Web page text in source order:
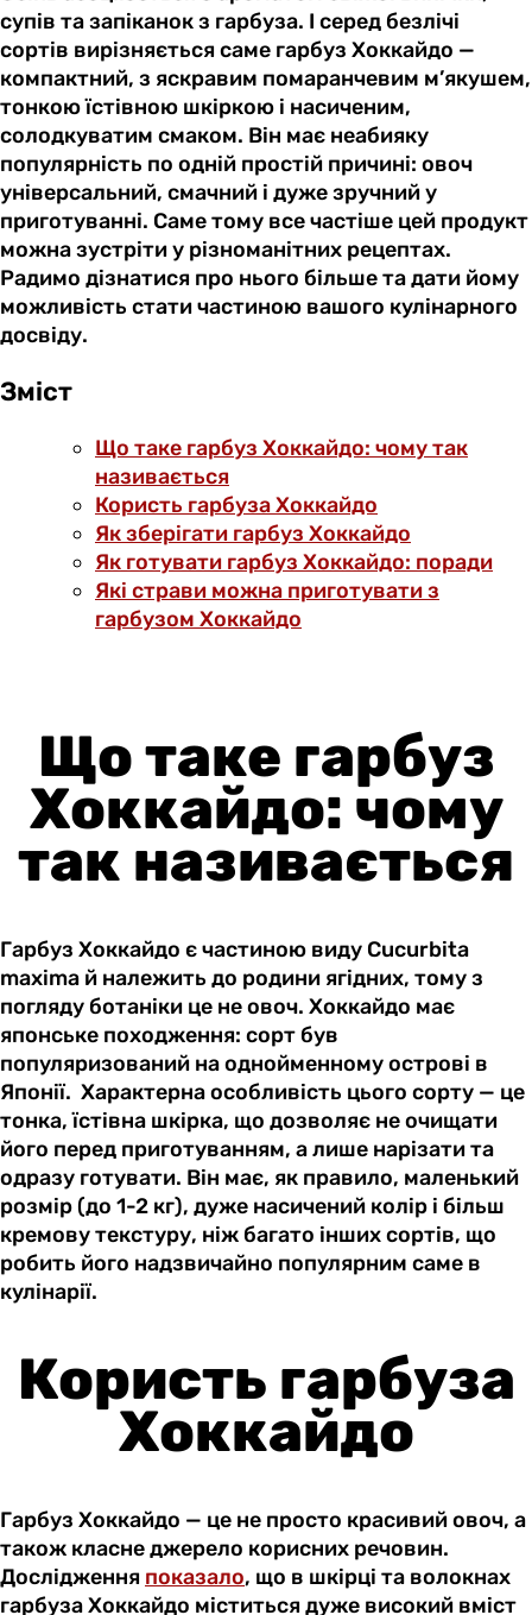
супів та запіканок з гарбуза. І серед безлічі
сортів вирізняється саме гарбуз Хоккайдо —
компактний, з яскравим помаранчевим м’якушем,
тонкою їстівною шкіркою і насиченим,
солодкуватим смаком. Він має неабияку
популярність по одній простій причині: овоч
універсальний, смачний і дуже зручний у
приготуванні. Саме тому все частіше цей продукт
можна зустріти у різноманітних рецептах.
Радимо дізнатися про нього більше та дати йому
можливість стати частиною вашого кулінарного
досвіду.
Зміст
Що таке гарбуз Хоккайдо: чому так
називається
Користь гарбуза Хоккайдо
Як зберігати гарбуз Хоккайдо
Як готувати гарбуз Хоккайдо: поради
Які страви можна приготувати з
гарбузом Хоккайдо
Що таке гарбуз
Хоккайдо: чому
так називається
Гарбуз Хоккайдо є частиною виду ‎Cucurbita
maxima й належить до родини ягідних, тому з
погляду ботаніки це не овоч. Хоккайдо має
японське походження: сорт був
популяризований на однойменному острові в
Японії. Характерна особливість цього сорту — це
тонка, їстівна шкірка, що дозволяє не очищати
його перед приготуванням, а лише нарізати та
одразу готувати. Він має, як правило, маленький
розмір (до 1-2 кг), дуже насичений колір і більш
кремову текстуру, ніж багато інших сортів, що
робить його надзвичайно популярним саме в
кулінарії.
Користь гарбуза
Хоккайдо
Гарбуз Хоккайдо — це не просто красивий овоч, а
також класне джерело корисних речовин.
Дослідження показало, що в шкірці та волокнах
гарбуза Хоккайдо міститься дуже високий вміст